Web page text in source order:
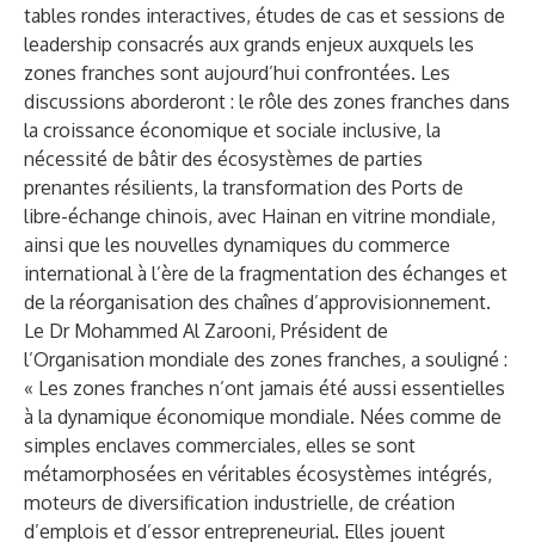
tables rondes interactives, études de cas et sessions de
leadership consacrés aux grands enjeux auxquels les
zones franches sont aujourd’hui confrontées. Les
discussions aborderont : le rôle des zones franches dans
la croissance économique et sociale inclusive, la
nécessité de bâtir des écosystèmes de parties
prenantes résilients, la transformation des Ports de
libre-échange chinois, avec Hainan en vitrine mondiale,
ainsi que les nouvelles dynamiques du commerce
international à l’ère de la fragmentation des échanges et
de la réorganisation des chaînes d’approvisionnement.
Le Dr Mohammed Al Zarooni, Président de
l’Organisation mondiale des zones franches, a souligné :
« Les zones franches n’ont jamais été aussi essentielles
à la dynamique économique mondiale. Nées comme de
simples enclaves commerciales, elles se sont
métamorphosées en véritables écosystèmes intégrés,
moteurs de diversification industrielle, de création
d’emplois et d’essor entrepreneurial. Elles jouent